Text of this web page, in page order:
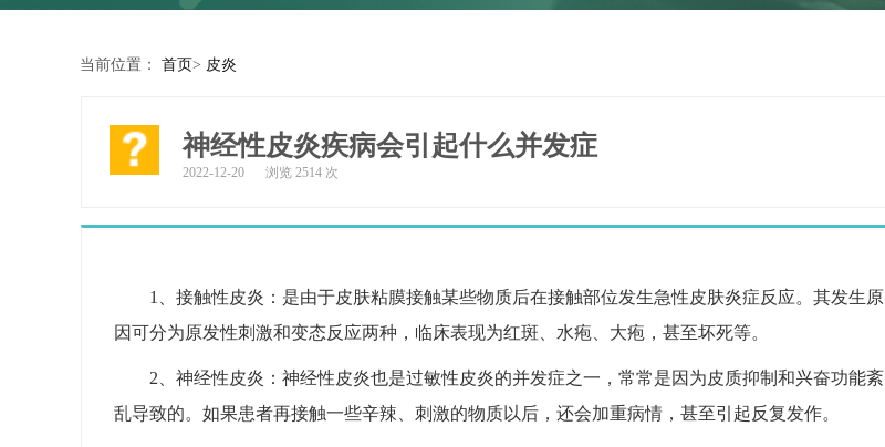
当前位置： 首页> 皮炎
神经性皮炎疾病会引起什么并发症
2022-12-20 浏览 2514 次
1、接触性皮炎：是由于皮肤粘膜接触某些物质后在接触部位发生急性皮肤炎症反应。其发生原
因可分为原发性刺激和变态反应两种，临床表现为红斑、水疱、大疱，甚至坏死等。
2、神经性皮炎：神经性皮炎也是过敏性皮炎的并发症之一，常常是因为皮质抑制和兴奋功能紊
乱导致的。如果患者再接触一些辛辣、刺激的物质以后，还会加重病情，甚至引起反复发作。